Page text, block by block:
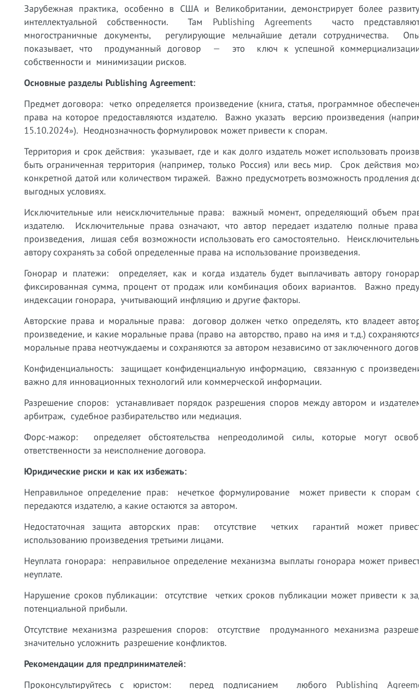
Зарубежная практика, особенно в США и Великобритании, демонстрирует более
интеллектуальной собственности. Там Publishing Agreements часто
многостраничные документы, регулирующие мельчайшие детали сотрудничества.
показывает, что продуманный договор — это ключ к успешной коммерциализации
собственности и минимизации рисков.
Основные разделы Publishing Agreement:
Предмет договора: четко определяется произведение (книга, статья, программное
права на которое предоставляются издателю. Важно указать версию произведения
15.10.2024»). Неоднозначность формулировок может привести к спорам.
Территория и срок действия: указывает, где и как долго издатель может использовать
быть ограниченная территория (например, только Россия) или весь мир. Срок действия
конкретной датой или количеством тиражей. Важно предусмотреть возможность продления
выгодных условиях.
Исключительные или неисключительные права: важный момент, определяющий объем
издателю. Исключительные права означают, что автор передает издателю полные
произведения, лишая себя возможности использовать его самостоятельно.
автору сохранять за собой определенные права на использование произведения.
Гонорар и платежи: определяет, как и когда издатель будет выплачивать автору
фиксированная сумма, процент от продаж или комбинация обоих вариантов. Важно
индексации гонорара, учитывающий инфляцию и другие факторы.
Авторские права и моральные права: договор должен четко определять, кто владеет
произведение, и какие моральные права (право на авторство, право на имя и т.д.)
моральные права неотчуждаемы и сохраняются за автором независимо от заключенного
Конфиденциальность: защищает конфиденциальную информацию, связанную с
важно для инновационных технологий или коммерческой информации.
Разрешение споров: устанавливает порядок разрешения споров между автором и
арбитраж, судебное разбирательство или медиация.
Форс-мажор: определяет обстоятельства непреодолимой силы, которые могут
ответственности за неисполнение договора.
Юридические риски и как их избежать:
Неправильное определение прав: нечеткое формулирование может привести к спорам
передаются издателю, а какие остаются за автором.
Недостаточная защита авторских прав: отсутствие четких гарантий может
использованию произведения третьими лицами.
Неуплата гонорара: неправильное определение механизма выплаты гонорара может
неуплате.
Нарушение сроков публикации: отсутствие четких сроков публикации может привести к
потенциальной прибыли.
Отсутствие механизма разрешения споров: отсутствие продуманного механизма
значительно усложнить разрешение конфликтов.
Рекомендации для предпринимателей:
Проконсультируйтесь с юристом: перед подписанием любого Publishing